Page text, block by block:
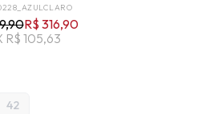
R$ 316,90
R$ 105,63
42